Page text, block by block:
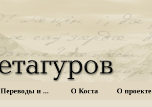
Переводы и ... О Коста О проекте